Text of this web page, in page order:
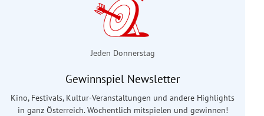
Jeden Donnerstag
Gewinnspiel Newsletter
Kino, Festivals, Kultur-Veranstaltungen und andere Highlights
in ganz Österreich. Wöchentlich mitspielen und gewinnen!